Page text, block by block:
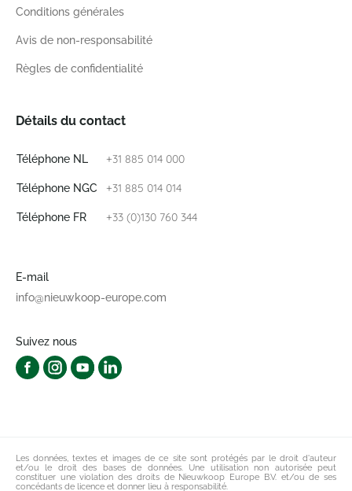
Conditions générales
Avis de non-responsabilité
Règles de confidentialité
Détails du contact
Téléphone NL +31 885 014 000
Téléphone NGC +31 885 014 014
Téléphone FR +33 (0)130 760 344
E-mail
info@nieuwkoop-europe.com
Suivez nous
Les données, textes et images de ce site sont protégés par le droit d'auteur
et/ou le droit des bases de données. Une utilisation non autorisée peut
constituer une violation des droits de Nieuwkoop Europe B.V. et/ou de ses
concédants de licence et donner lieu à responsabilité.